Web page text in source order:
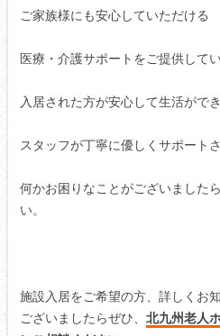
ご家族様にも安心していただける
医療・介護サポートをご提供してい
入居された方が安心して生活がで
スタッフが丁寧に優しくサポート
何かお困りなことがございました
い。
施設入居をご希望の方、詳しくお
ございましたらぜひ、 北九州老人